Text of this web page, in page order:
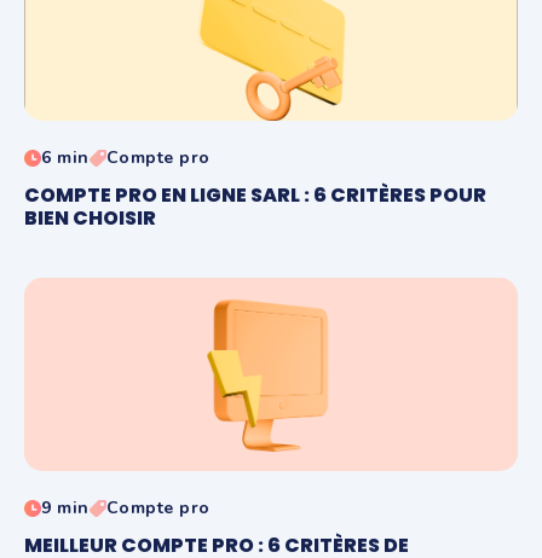
6 min Compte pro
COMPTE PRO EN LIGNE SARL : 6 CRITÈRES POUR
BIEN CHOISIR
9 min Compte pro
MEILLEUR COMPTE PRO : 6 CRITÈRES DE